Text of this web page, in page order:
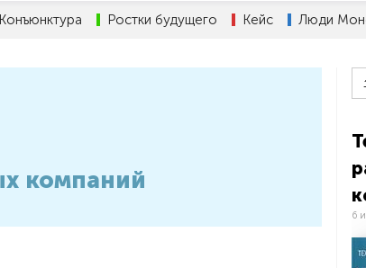
Конъюнктура Ростки будущего Кейс Люди
компаний
6